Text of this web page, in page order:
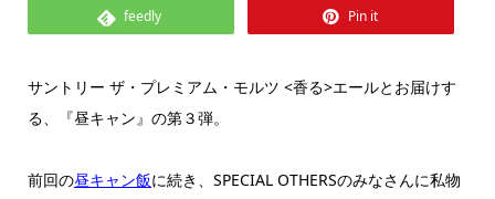
feedly Pin it
サントリー ザ・プレミアム・モルツ <香る>エールとお届けす
る、『昼キャン』の第３弾。
前回の昼キャン飯に続き、SPECIAL OTHERSのみなさんに私物